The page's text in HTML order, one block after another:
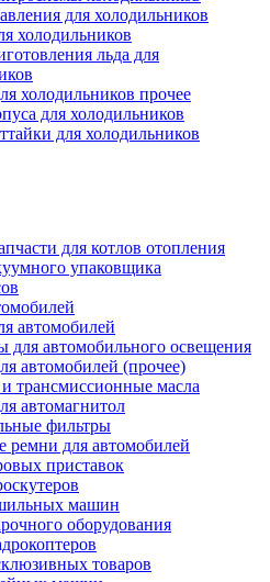
для холодильников
холодильников
льда для
холодильников прочее
для холодильников
для холодильников
для котлов отопления
упаковщика
автомобилей
для автомобильного освещения
автомобилей (прочее)
трансмиссионные масла
автомагнитол
фильтры
ремни для автомобилей
приставок
машин
оборудования
товаров